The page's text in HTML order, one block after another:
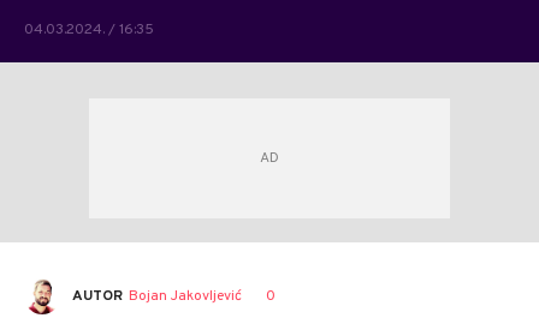
04.03.2024. / 16:35
AUTOR Bojan Jakovljević 0